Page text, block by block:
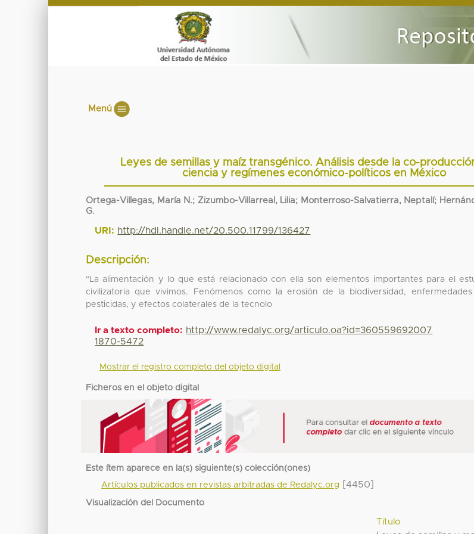
Menú
Leyes de semillas y maíz transgénico. Análisis desde la co-
ciencia y regímenes económico-políticos en México
Ortega-Villegas, María N.; Zizumbo-Villarreal, Lilia; Monterroso-Salvatierra, Neptalí;
G.
URI: http://hdl.handle.net/20.500.11799/136427
Descripción:
"La alimentación y lo que está relacionado con ella son elementos importantes para el
civilizatoria que vivimos. Fenómenos como la erosión de la biodiversidad,
pesticidas, y efectos colaterales de la tecnolo
Ir a texto completo: http://www.redalyc.org/articulo.oa?id=360559692007
1870-5472
Mostrar el registro completo del objeto digital
Ficheros en el objeto digital
Este ítem aparece en la(s) siguiente(s) colección(ones)
Artículos publicados en revistas arbitradas de Redalyc.org
[4450]
Visualización del Documento
Título